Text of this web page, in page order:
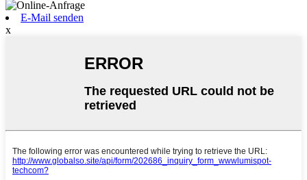
E-Mail senden
x